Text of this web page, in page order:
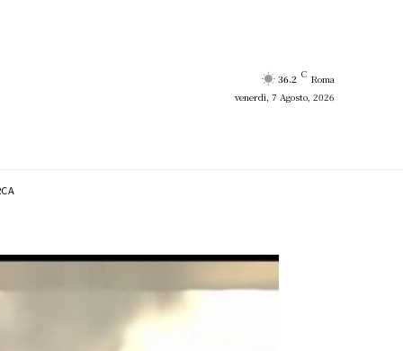
36.2 C Roma
venerdì, 7 Agosto, 2026